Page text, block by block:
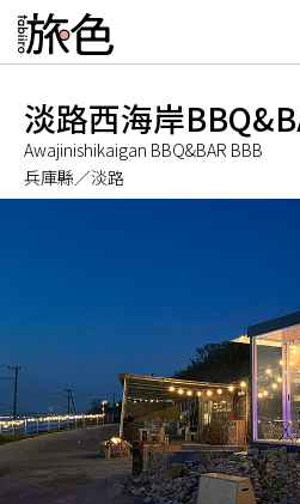
淡路西海岸
Awajinishikaigan BBQ&BAR BBB
兵庫縣／淡路